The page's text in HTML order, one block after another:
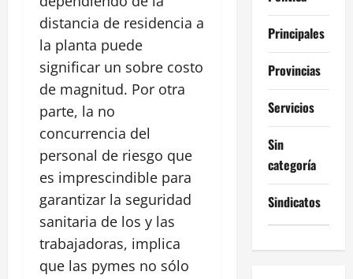
distancia de residencia a
la planta puede
significar un sobre costo
de magnitud. Por otra
parte, la no
concurrencia del
personal de riesgo que
es imprescindible para
garantizar la seguridad
sanitaria de los y las
trabajadoras, implica
que las pymes no sólo
Principales
Provincias
Servicios
Sin
categoría
Sindicatos